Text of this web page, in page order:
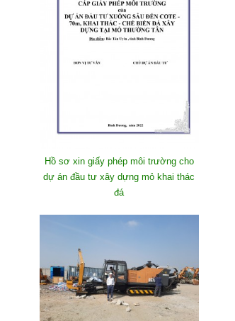
Hồ sơ xin giấy phép môi trường cho
dự án đầu tư xây dựng mỏ khai thác
đá